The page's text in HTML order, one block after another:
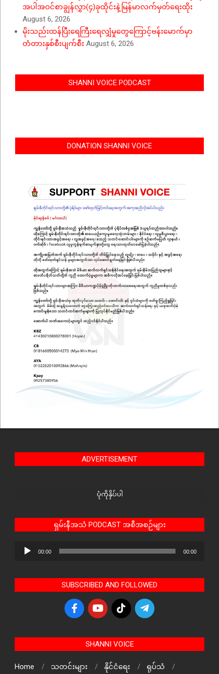
အပါအဝင်စာချွန်လွှာ(၄)ခုထိုင်းနဲ့မြန်မာလက်မှတ်ရေးထိုး
August 6, 2026
မိုးသည်းထန်ပြီးရေကြီးရေလျှံမှုတွေကြောင့်ဗန်းမောက်မှာ
တံတားနှစ်စီးပျက်စီး August 6, 2026
SHANNI VOICE PODCAST
DONATION SHANNI VOICE
ADVERTISEMENT
ပုံကိုနှိပ်ပါ
ရှမ်းနီအသံ PODCAST အစီအစဉ်များ
Audio
00:00 00:00
SUBSCRIBED AND FOLLOWED
SHANNI VOICE
Home သတင်းများ နိုင်ငံရေး ရုပ်သံ